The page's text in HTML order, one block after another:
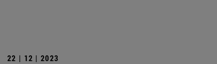
22 | 12 | 2023